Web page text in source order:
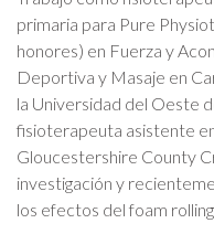
primaria para Pure
honores) en Fuerza y
Deportiva y Masaje en
la Universidad del Oeste
fisioterapeuta asistente
Gloucestershire County
investigación y
los efectos del foam